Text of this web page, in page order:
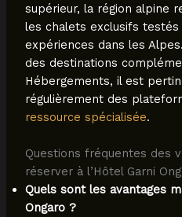
supérieur, la région alpine
les chalets exclusifs
expériences dans les
des destinations
Hébergements, il est
régulièrement des
ressource spécialisée.
Questions fréquentes des
réserver à l’Hôtel Garni
Quels sont les avantages
Ongaro ?